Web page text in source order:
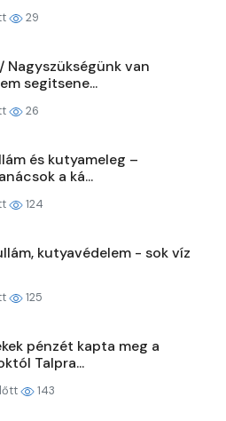
29
van
segitsene...
26
és kutyameleg –
a ká...
124
kutyavédelem - sok víz
125
pénzét kapta meg a
Talpra...
143